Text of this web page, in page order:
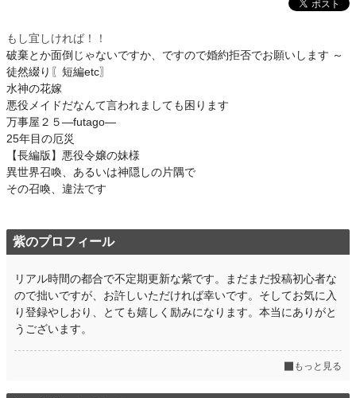
もし宜しければ！！
破棄とか面倒じゃないですか、ですので婚約拒否でお願いします ～
徒然綴り〖短編etc〗
水神の花嫁
悪役メイドだなんて言われましても困ります
万事屋２５―futago―
25年目の厄災
【長編版】悪役令嬢の妹様
異世界召喚、あるいは神隠しの片隅で
その召喚、違法です
紫のプロフィール
リアル時間の都合で不定期更新な紫です。まだまだ投稿初心者な
ので拙いですが、お許しいただければ幸いです。そしてお気に入
り登録やしおり、とても嬉しく励みになります。本当にありがと
うございます。
もっと見る